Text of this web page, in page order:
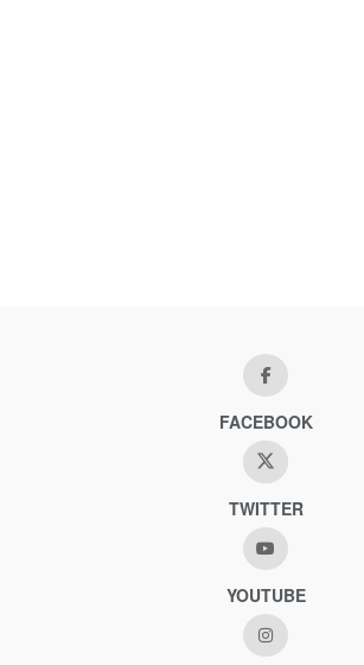
FACEBOOK
TWITTER
YOUTUBE